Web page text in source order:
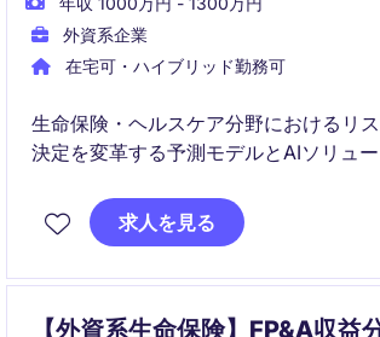
外資系企業
在宅可・ハイブリッド勤務可
生命保険・ヘルスケア分野におけるリ
決定を変革する予測モデルとAIソリュ
戦略に影響を与え、チーム育成にも貢
ョンです。
求人を見る
【外資系生命保険】FP&A収益